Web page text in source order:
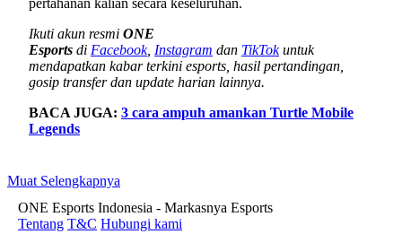
pertahanan kalian secara keseluruhan.
Ikuti akun resmi ONE
Esports di Facebook, Instagram dan TikTokuntuk
mendapatkan kabar terkini esports, hasil pertandingan,
gosip transfer dan update harian lainnya.
BACA JUGA: 3 cara ampuh amankan Turtle Mobile
Legends
Muat Selengkapnya
ONE Esports Indonesia - Markasnya Esports
Tentang T&C Hubungi kami